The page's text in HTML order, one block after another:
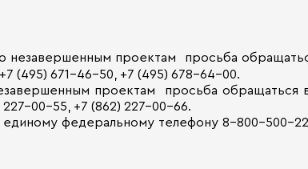
незавершенным проектам просьба
(495) 671-46-50, +7 (495) 678-64-00.
проектам просьба обращаться
227-00-55, +7 (862) 227-00-66.
федеральному телефону 8-800-500-